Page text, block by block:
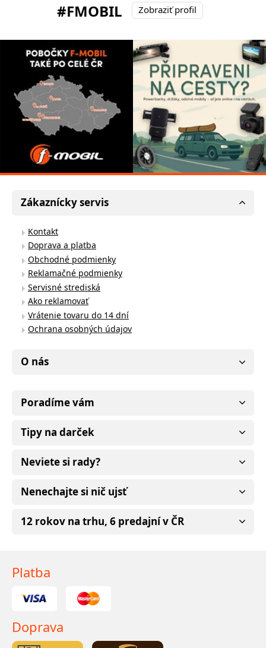
#FMOBIL
Zobraziť profil
Zákaznícky servis
Kontakt
Doprava a platba
Obchodné podmienky
Reklamačné podmienky
Servisné strediská
Ako reklamovať
Vrátenie tovaru do 14 dní
Ochrana osobných údajov
O nás
Poradíme vám
Tipy na darček
Neviete si rady?
Nenechajte si nič ujsť
12 rokov na trhu, 6 predajní v ČR
Platba
Doprava